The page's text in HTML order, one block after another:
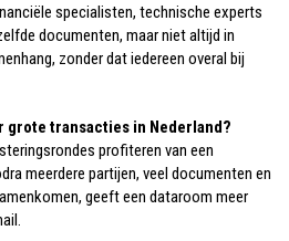
specialisten, technische experts
documenten, maar niet altijd in
zonder dat iedereen overal bij
grote transacties in Nederland?
profiteren van een
meerdere partijen, veel documenten en
geeft een dataroom meer